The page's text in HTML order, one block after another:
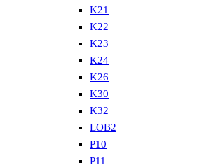
K21
K22
K23
K24
K26
K30
K32
LOB2
P10
P11